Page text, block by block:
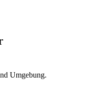
Umgebung.